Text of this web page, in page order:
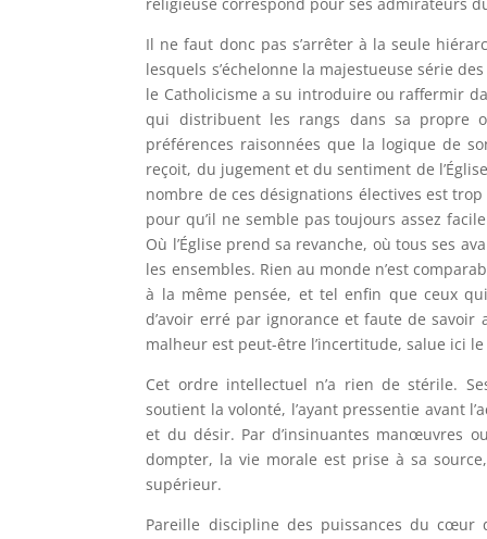
religieuse correspond pour ses admirateurs
Il ne faut donc pas s’arrêter à la seule
lesquels s’échelonne la majestueuse série
le Catholicisme a su introduire ou raffermir
qui distribuent les rangs dans sa propre
préférences raisonnées que la logique de
reçoit, du jugement et du sentiment de
nombre de ces désignations électives est
pour qu’il ne semble pas toujours assez
Où l’Église prend sa revanche, où tous ses
les ensembles. Rien au monde n’est
à la même pensée, et tel enfin que ceux
d’avoir erré par ignorance et faute de
malheur est peut-être l’incertitude, salue ici
Cet ordre intellectuel n’a rien de stérile.
soutient la volonté, l’ayant pressentie avant
et du désir. Par d’insinuantes manœuvres
dompter, la vie morale est prise à sa
supérieur.
Pareille discipline des puissances du